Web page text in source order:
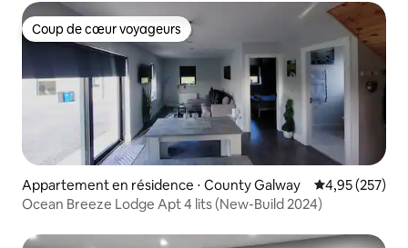
Coup de cœur voyageurs
Coup de cœur voyageurs
Appartement en résidence ⋅ County Galway Évaluation
4,95 (257)
Ocean Breeze Lodge Apt 4 lits (New-Build 2024)